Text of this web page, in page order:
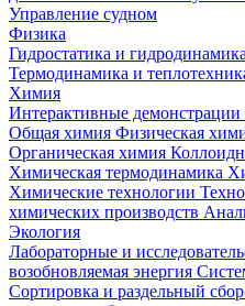
Управление судном
Физика
Гидростатика и гидродинамика
Термодинамика и
Химия
Интерактивные демонстрации
Общая химия Физическая
Органическая химия
Химическая термодинамика
Химические технологии
химических производств
Экология
Лабораторные и
возобновляемая энергия
Сортировка и раздельный